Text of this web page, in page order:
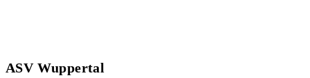
ASV Wuppertal